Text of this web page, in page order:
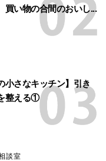
買い物の合間のおいし...
小さなキッチン】引き
整える①
談室